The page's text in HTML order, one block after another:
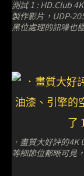
測試 1 : HD.Club
製作影片，UDP-
黑位處理的訊噪也
．畫質大好評的
等細節位都晰可見